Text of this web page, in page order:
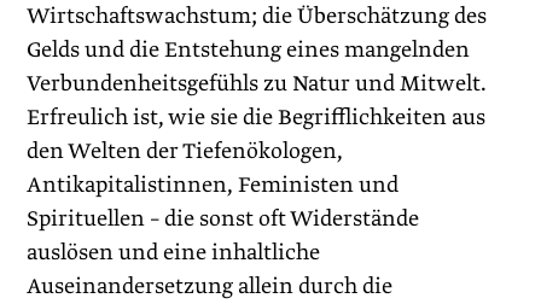
Wirtschaftswachstum; die Überschätzung des
Gelds und die Entstehung eines mangelnden
Verbundenheitsgefühls zu Natur und Mitwelt.
Erfreulich ist, wie sie die Begrifflichkeiten aus
den Welten der Tiefenökologen,
Antikapitalistinnen, Feminist­en und
Spirituellen – die sonst oft Widerstände
auslösen und eine inhaltliche
Auseinandersetzung allein durch die